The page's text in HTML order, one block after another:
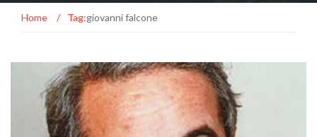
Home / Tag:giovanni falcone